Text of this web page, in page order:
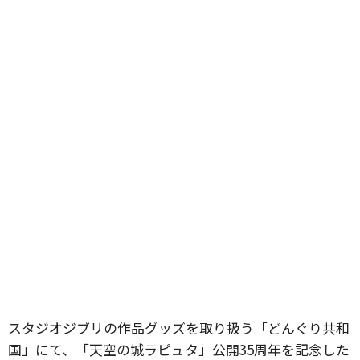
スタジオジブリの作品グッズを取り扱う「どんぐり共和
国」にて、「天空の城ラピュタ」公開35周年を記念した